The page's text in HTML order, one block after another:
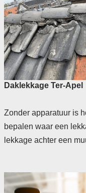
Daklekkage Ter-Apel
Zonder apparatuur is
bepalen waar een
lekkage achter een